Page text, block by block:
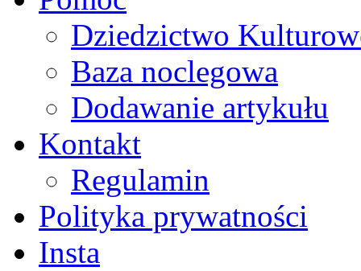
Dziedzictwo
Baza noclegowa
Dodawanie artykułu
Kontakt
Regulamin
Polityka prywatności
Insta